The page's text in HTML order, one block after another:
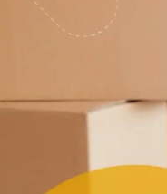
Por otro lado,
la ocasión, que
tus pertenencias.
alquiler para que
cosas que no utilices
Para saber todo lo